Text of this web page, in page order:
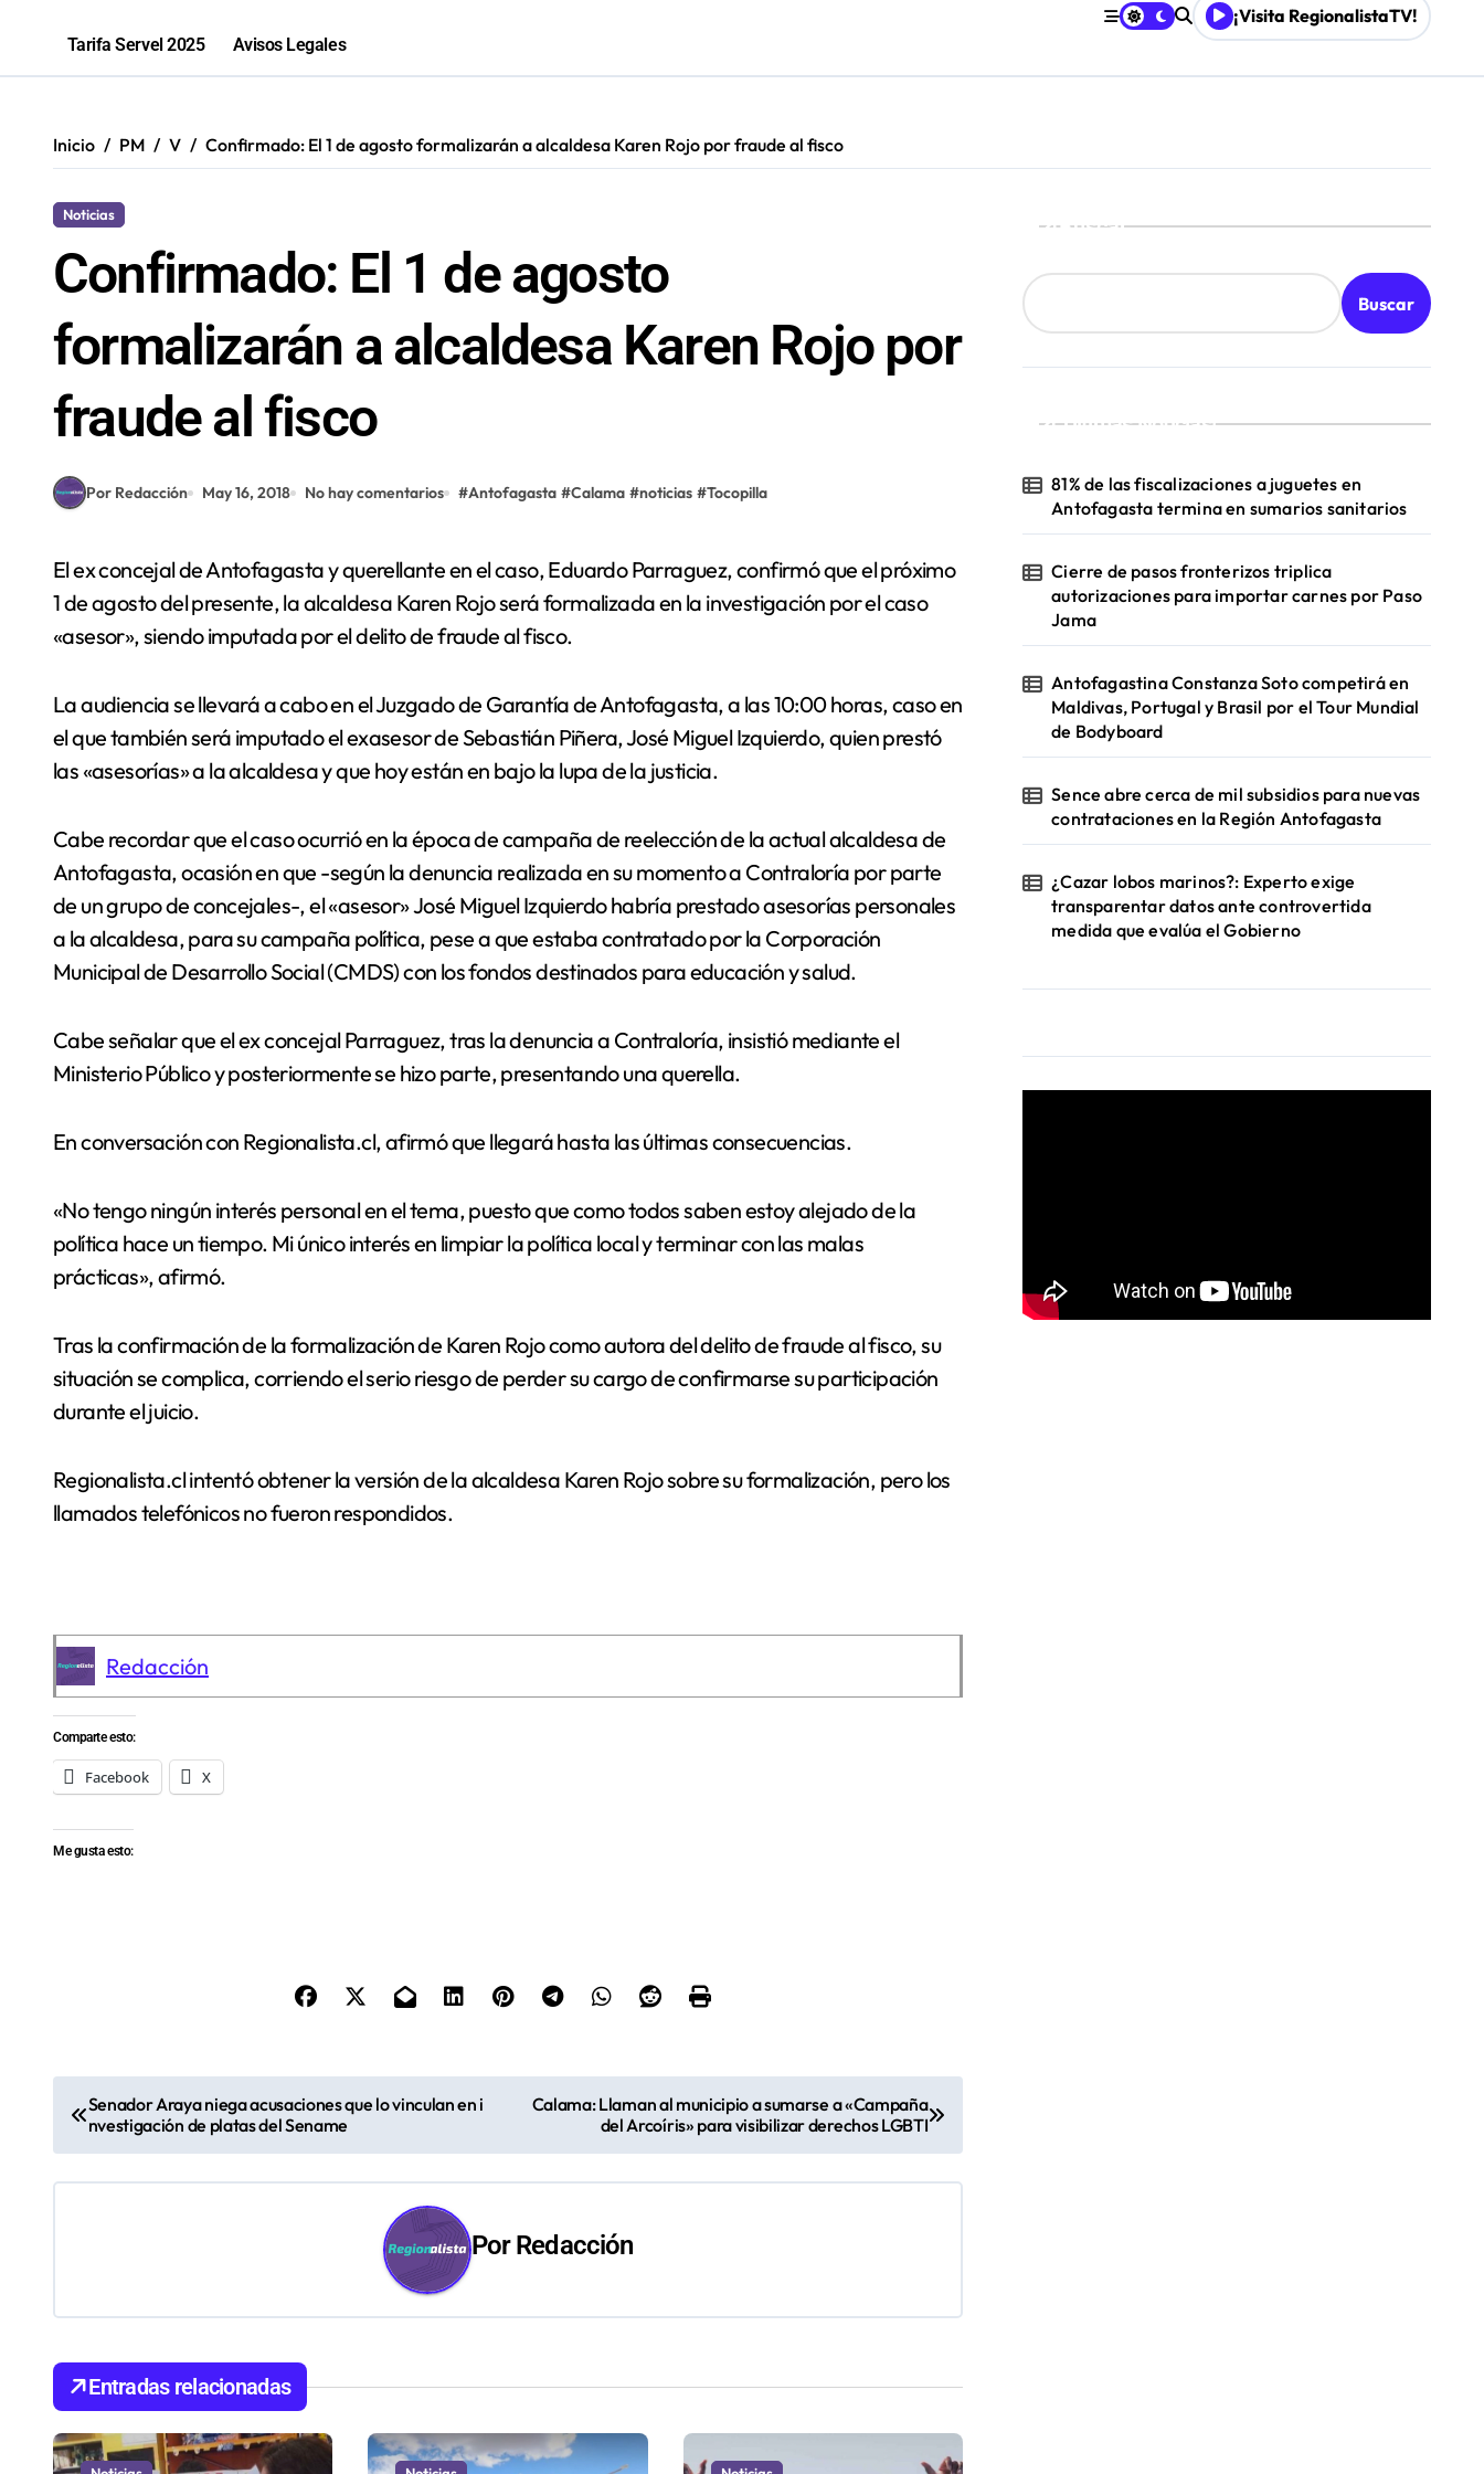
Tarifa Servel 2025 Avisos Legales
¡Visita RegionalistaTV!
Inicio PM V Confirmado: El 1 de agosto formalizarán a alcaldesa Karen Rojo por fraude al fisco
Noticias
Confirmado: El 1 de agosto
formalizarán a alcaldesa Karen Rojo por
fraude al fisco
Por Redacción May 16, 2018 No hay comentarios #Antofagasta #Calama #noticias #Tocopilla
El ex concejal de Antofagasta y querellante en el caso, Eduardo Parraguez, confirmó que el próximo
1 de agosto del presente, la alcaldesa Karen Rojo será formalizada en la investigación por el caso
«asesor», siendo imputada por el delito de fraude al fisco.
La audiencia se llevará a cabo en el Juzgado de Garantía de Antofagasta, a las 10:00 horas, caso en
el que también será imputado el exasesor de Sebastián Piñera, José Miguel Izquierdo, quien prestó
las «asesorías» a la alcaldesa y que hoy están en bajo la lupa de la justicia.
Cabe recordar que el caso ocurrió en la época de campaña de reelección de la actual alcaldesa de
Antofagasta, ocasión en que -según la denuncia realizada en su momento a Contraloría por parte
de un grupo de concejales-, el «asesor» José Miguel Izquierdo habría prestado asesorías personales
a la alcaldesa, para su campaña política, pese a que estaba contratado por la Corporación
Municipal de Desarrollo Social (CMDS) con los fondos destinados para educación y salud.
Cabe señalar que el ex concejal Parraguez, tras la denuncia a Contraloría, insistió mediante el
Ministerio Público y posteriormente se hizo parte, presentando una querella.
En conversación con Regionalista.cl, afirmó que llegará hasta las últimas consecuencias.
«No tengo ningún interés personal en el tema, puesto que como todos saben estoy alejado de la
política hace un tiempo. Mi único interés en limpiar la política local y terminar con las malas
prácticas», afirmó.
Tras la confirmación de la formalización de Karen Rojo como autora del delito de fraude al fisco, su
situación se complica, corriendo el serio riesgo de perder su cargo de confirmarse su participación
durante el juicio.
Regionalista.cl intentó obtener la versión de la alcaldesa Karen Rojo sobre su formalización, pero los
llamados telefónicos no fueron respondidos.
Redacción
Comparte esto:
Facebook X
Me gusta esto:
a
v
a
c
i
ó
Senador Araya niega acusaciones que lo vinculan en i
nvestigación de platas del Sename
Calama: Llaman al municipio a sumarse a «Campaña
del Arcoíris» para visibilizar derechos LGBTI
PorRedacción
Entradas relacionadas
Buscar
Buscar
¡Ultimas Noticias!
81% de las fiscalizaciones a juguetes en
Antofagasta termina en sumarios sanitarios
Cierre de pasos fronterizos triplica
autorizaciones para importar carnes por Paso
Jama
Antofagastina Constanza Soto competirá en
Maldivas, Portugal y Brasil por el Tour Mundial
de Bodyboard
Sence abre cerca de mil subsidios para nuevas
contrataciones en la Región Antofagasta
¿Cazar lobos marinos?: Experto exige
transparentar datos ante controvertida
medida que evalúa el Gobierno